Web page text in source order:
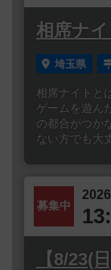
相席ナイ
埼玉県
相席ナイトと
ゲームを遊ん
の都合がつか
ない方でも大
募集中
2026
【8/23(